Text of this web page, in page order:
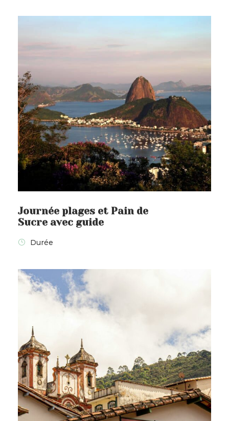
forêt de Tijuca
Jour 6 – Rio de Janeiro -
Chutes d'Iguaçu - Côté
brésilien
Jour 7 – Chutes d'Iguaçu - Côté
argentin
Jour 8 – Foz de Iguaçu - Rio de
Janeiro - Ilha Grande
Jours 9 et 10 – Journées libre à
Jour 12 – Paraty - Balade en
bateau
Jour 13 - Journée libre à Paraty
Aujourd’hui, journée libre à Paraty,
idéale pour vous imprégner de
l’atmosphère colonialede son centre
historique. Flânerie dans sesruelles
pavées, bordées demaisons colorées
Journée plages et Pain de
Sucre avec guide
Durée